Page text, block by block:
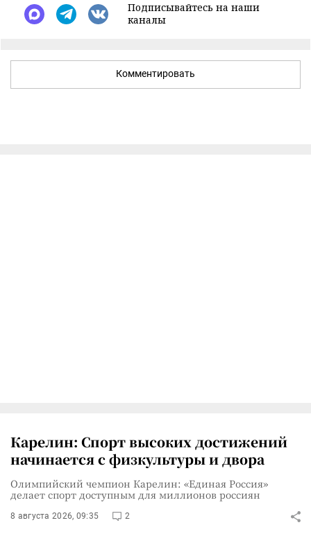
Подписывайтесь на наши
каналы
Комментировать
Карелин: Спорт высоких достижений
начинается с физкультуры и двора
Олимпийский чемпион Карелин: «Единая Россия»
делает спорт доступным для миллионов россиян
8 августа 2026, 09:35 2